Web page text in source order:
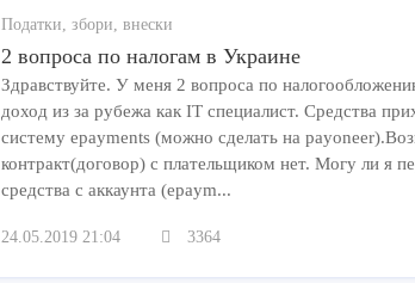
Податки, збори, внески
2 вопроса по налогам в Украине
Здравствуйте. У меня 2 вопроса по
доход из за рубежа как IT специалист. Средства
систему epayments (можно сделать на
контракт(договор) с плательщиком нет. Могу ли я
средства с аккаунта (epaym...
24.05.2019 21:04 3364